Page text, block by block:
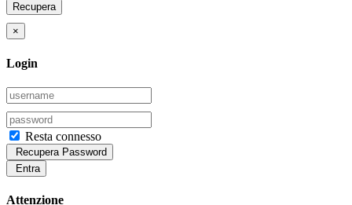
Recupera
×
Login
Resta connesso
Recupera Password
Entra
Attenzione